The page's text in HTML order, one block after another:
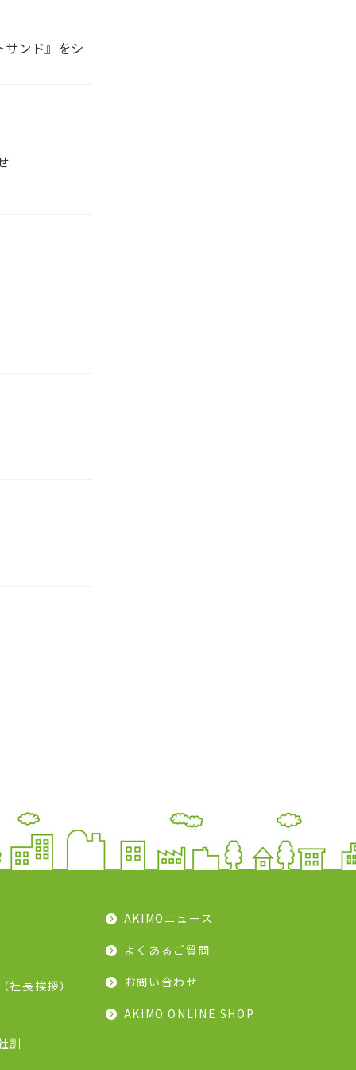
サンド』をシ
社長挨拶）
訓
AKIMOニュース
よくあるご質問
お問い合わせ
AKIMO ONLINE SHOP